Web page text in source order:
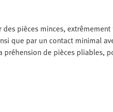
pièces minces,
que par un contact minimal
de pièces pliables,